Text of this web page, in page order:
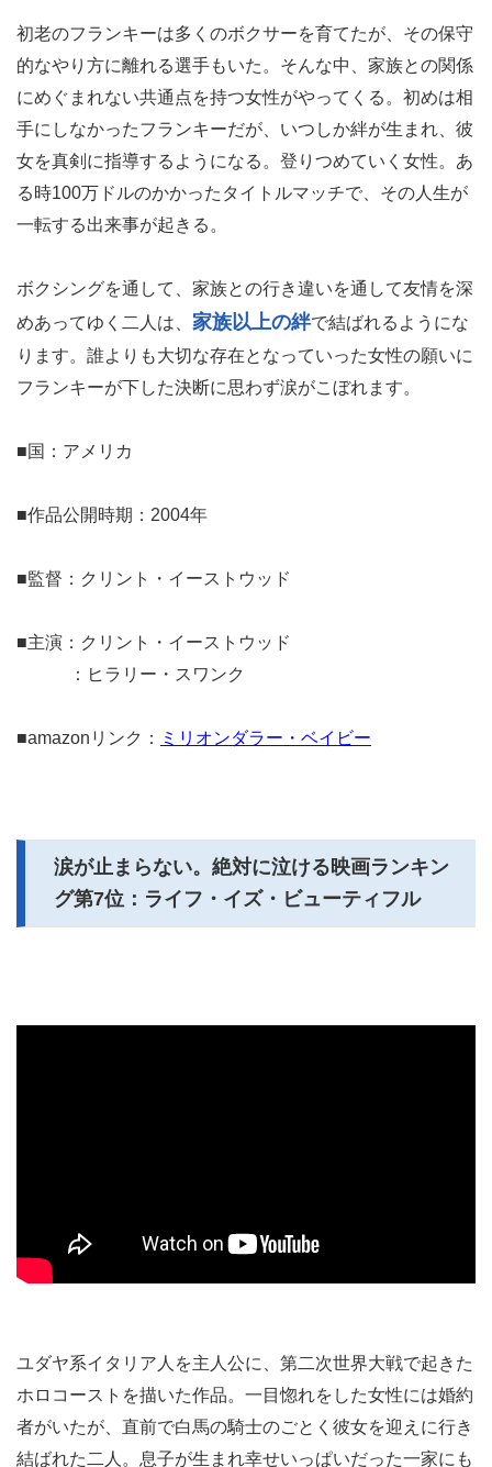
初老のフランキーは多くのボクサーを育てたが、その保守
的なやり方に離れる選手もいた。そんな中、家族との関係
にめぐまれない共通点を持つ女性がやってくる。初めは相
手にしなかったフランキーだが、いつしか絆が生まれ、彼
女を真剣に指導するようになる。登りつめていく女性。あ
る時100万ドルのかかったタイトルマッチで、その人生が
一転する出来事が起きる。
ボクシングを通して、家族との行き違いを通して友情を深
めあってゆく二人は、 家族以上の絆で結ばれるようにな
ります。誰よりも大切な存在となっていった女性の願いに
フランキーが下した決断に思わず涙がこぼれます。
■国：アメリカ
■作品公開時期：2004年
■監督：クリント・イーストウッド
■主演：クリント・イーストウッド
：ヒラリー・スワンク
■amazonリンク： ミリオンダラー・ベイビー
涙が止まらない。絶対に泣ける映画ランキン
グ第7位：ライフ・イズ・ビューティフル
ユダヤ系イタリア人を主人公に、第二次世界大戦で起きた
ホロコーストを描いた作品。一目惚れをした女性には婚約
者がいたが、直前で白馬の騎士のごとく彼女を迎えに行き
結ばれた二人。息子が生まれ幸せいっぱいだった一家にも